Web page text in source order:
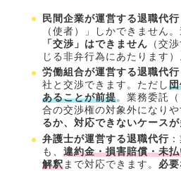
民間企業が運営する退職代行
（使者）」しかできません
「交渉」はできません （交
じる非弁行為にあたります）
労働組合が運営する退職代行
社と交渉できます。ただし
あることが前提。業務委託
合の交渉権の対象外になりや
るか、対応できないケース
弁護士が運営する退職代行
も、 違約金・損害賠償・未
解釈まで対応できます。 必